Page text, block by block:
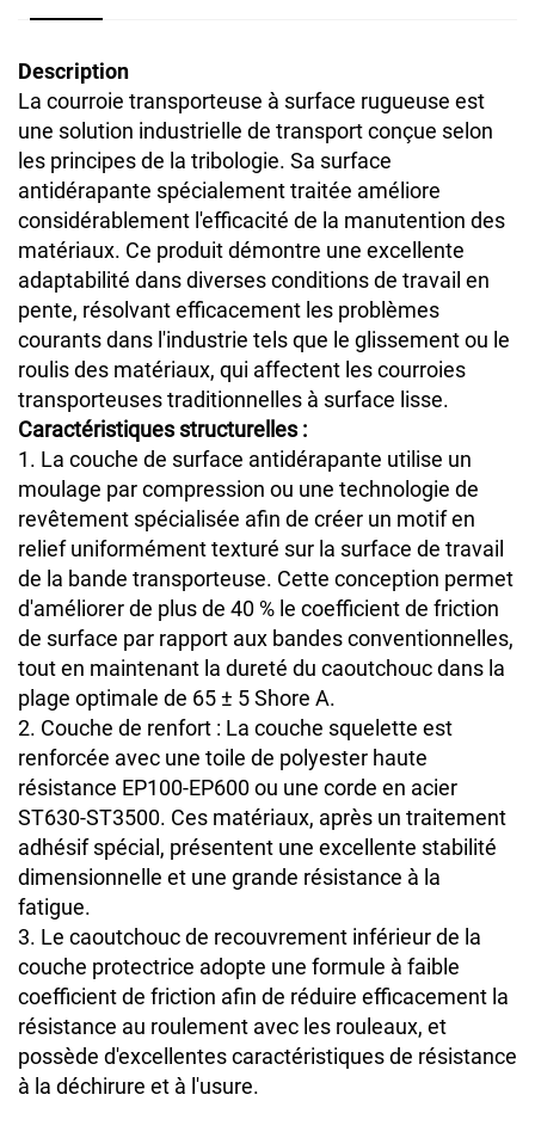
Description
La courroie transporteuse à surface rugueuse est
une solution industrielle de transport conçue selon
les principes de la tribologie. Sa surface
antidérapante spécialement traitée améliore
considérablement l'efficacité de la manutention des
matériaux. Ce produit démontre une excellente
adaptabilité dans diverses conditions de travail en
pente, résolvant efficacement les problèmes
courants dans l'industrie tels que le glissement ou le
roulis des matériaux, qui affectent les courroies
transporteuses traditionnelles à surface lisse.
Caractéristiques structurelles :
1. La couche de surface antidérapante utilise un
moulage par compression ou une technologie de
revêtement spécialisée afin de créer un motif en
relief uniformément texturé sur la surface de travail
de la bande transporteuse. Cette conception permet
d'améliorer de plus de 40 % le coefficient de friction
de surface par rapport aux bandes conventionnelles,
tout en maintenant la dureté du caoutchouc dans la
plage optimale de 65 ± 5 Shore A.
2. Couche de renfort : La couche squelette est
renforcée avec une toile de polyester haute
résistance EP100-EP600 ou une corde en acier
ST630-ST3500. Ces matériaux, après un traitement
adhésif spécial, présentent une excellente stabilité
dimensionnelle et une grande résistance à la
fatigue.
3. Le caoutchouc de recouvrement inférieur de la
couche protectrice adopte une formule à faible
coefficient de friction afin de réduire efficacement la
résistance au roulement avec les rouleaux, et
possède d'excellentes caractéristiques de résistance
à la déchirure et à l'usure.